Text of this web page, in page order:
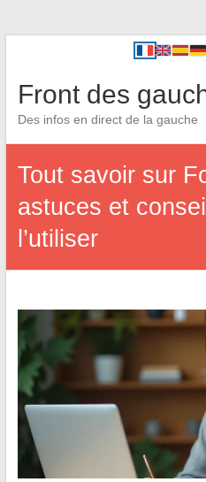
Front des
Des infos en direct de la gauche
Tout savoir sur
astuces et
l’utiliser